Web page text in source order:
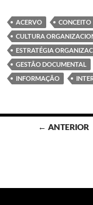
ACERVO CONCEITO
CULTURA
ESTRATÉGIA
GESTÃO DOCUMENTAL
INFORMAÇÃO
Navegação
← ANTERIOR